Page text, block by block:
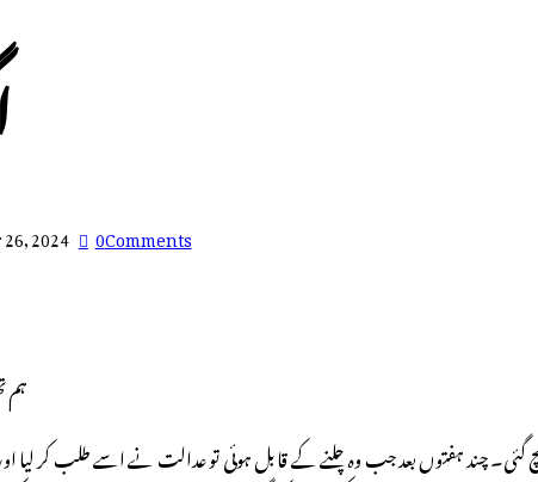
2024 0Comments
ہم
چند ہفتوں بعد جب وہ چلنے کے قابل ہوئی تو عدالت نے اسے طلب کر